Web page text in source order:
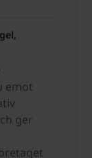
emot
ger